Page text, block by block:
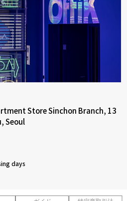
Store Sinchon Branch, 13
Seoul
days